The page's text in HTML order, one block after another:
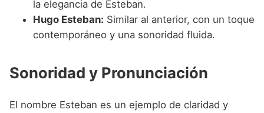
la elegancia de Esteban.
Hugo Esteban: Similar al anterior, con un toque
contemporáneo y una sonoridad fluida.
Sonoridad y Pronunciación
El nombre Esteban es un ejemplo de claridad y